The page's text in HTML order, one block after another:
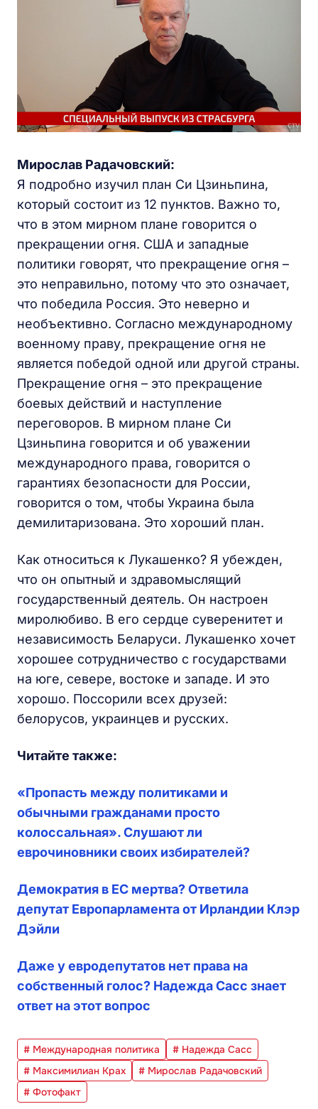
Мирослав Радачовский:
Я подробно изучил план Си Цзиньпина,
который состоит из 12 пунктов. Важно то,
что в этом мирном плане говорится о
прекращении огня. США и западные
политики говорят, что прекращение огня –
это неправильно, потому что это означает,
что победила Россия. Это неверно и
необъективно. Согласно международному
военному праву, прекращение огня не
является победой одной или другой страны.
Прекращение огня – это прекращение
боевых действий и наступление
переговоров. В мирном плане Си
Цзиньпина говорится и об уважении
международного права, говорится о
гарантиях безопасности для России,
говорится о том, чтобы Украина была
демилитаризована. Это хороший план.
Как относиться к Лукашенко? Я убежден,
что он опытный и здравомыслящий
государственный деятель. Он настроен
миролюбиво. В его сердце суверенитет и
независимость Беларуси. Лукашенко хочет
хорошее сотрудничество с государствами
на юге, севере, востоке и западе. И это
хорошо. Поссорили всех друзей:
белорусов, украинцев и русских.
Читайте также:
«Пропасть между политиками и
обычными гражданами просто
колоссальная». Слушают ли
еврочиновники своих избирателей?
Демократия в ЕС мертва? Ответила
депутат Европарламента от Ирландии Клэр
Дэйли
Даже у евродепутатов нет права на
собственный голос? Надежда Сасс знает
ответ на этот вопрос
# Международная политика
# Надежда Сасс
# Максимилиан Крах
# Мирослав Радачовский
# Фотофакт